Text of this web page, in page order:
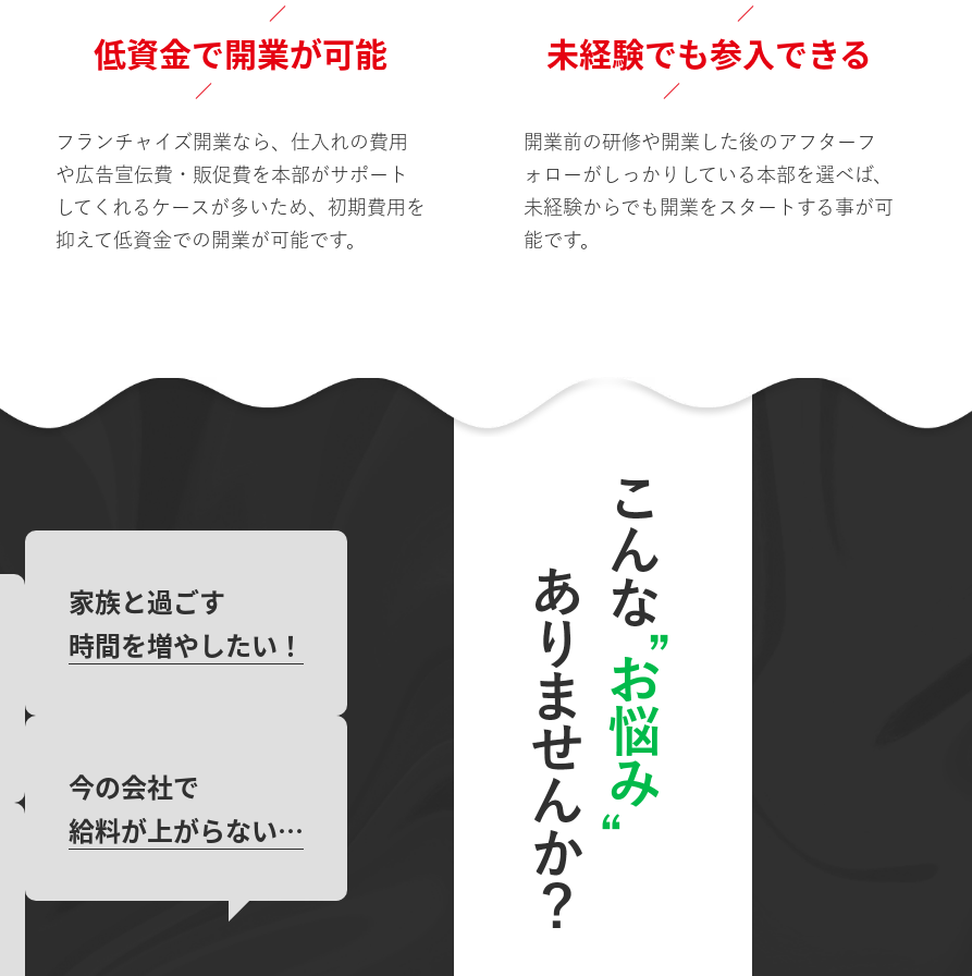
低資金で開業が可能
フランチャイズ開業なら、仕入れの費用
や広告宣伝費・販促費を本部がサポート
してくれるケースが多いため、初期費用を
抑えて低資金での開業が可能です。
未経験でも参入できる
開業前の研修や開業した後のアフターフ
ォローがしっかりしている本部を選べば、
未経験からでも開業をスタートする事が可
能です。
こんな"お悩み"あ
りませんか？
家族と過ごす
時間を増やしたい！
今の会社で
給料が上がらない…